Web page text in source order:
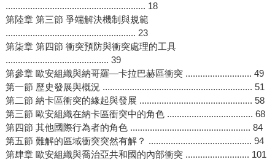
......................................................... 18
第陸章 第三節 爭端解決機制與規範
..................................................... 23
第柒章 第四節 衝突預防與衝突處理的工具
.......................................... 39
第參章 歐安組織與納哥羅—卡拉巴赫區衝突 ........................... 49
第一節 歷史發展與概況 ............................................................. 51
第二節 納卡區衝突的緣起與發展 .............................................. 58
第三節 歐安組織在納卡區衝突中的角色 ................................... 68
第四節 其他國際行為者的角色 ................................................. 84
第五節 難解的區域衝突突然有解？ .......................................... 94
第肆章 歐安組織與喬治亞共和國的內部衝突 .......................... 101